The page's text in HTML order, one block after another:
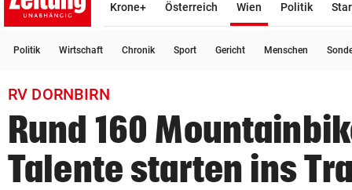
account_circle Anmelden
arrow_right
bookmark
search
Suchbegriff
eingeben
Krone+ Österreich Wien
Politik
Politik Wirtschaft Chronik Sport Gericht Menschen
RV DORNBIRN
Rund 160
Talente starten ins